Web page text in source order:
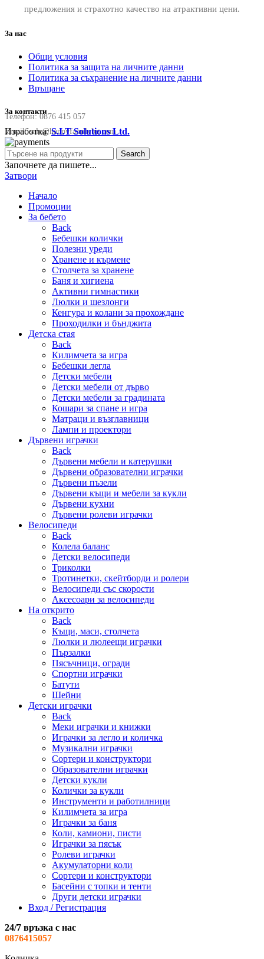
предложения и страхотно качество на атрактивни цени.
За нас
Общи условия
Политика за защита на личните данни
Политика за съхранение на личните данни
Връщане
За контакти
Телефон:0876 415 057
Email:sale@happyfamilybg.com
Изработка:S.I.T Solutions Ltd.
Search
Започнете да пишете...
Затвори
Начало
Промоции
За бебето
Back
Бебешки колички
Полезни уреди
Хранене и кърмене
Столчета за хранене
Баня и хигиена
Активни гимнастики
Люлки и шезлонги
Кенгура и колани за прохождане
Проходилки и бънджита
Детска стая
Back
Килимчета за игра
Бебешки легла
Детски мебели
Детски мебели от дърво
Детски мебели за градината
Кошари за спане и игра
Матраци и възглавници
Лампи и проектори
Дървени играчки
Back
Дървени мебели и катерушки
Дървени образователни играчки
Дървени пъзели
Дървени къщи и мебели за кукли
Дървени кухни
Дървени ролеви играчки
Велосипеди
Back
Колела баланс
Детски велосипеди
Триколки
Тротинетки, скейтборди и ролери
Велосипеди със скорости
Аксесоари за велосипеди
На открито
Back
Къщи, маси, столчета
Люлки и люлеещи играчки
Пързалки
Пясъчници, огради
Спортни играчки
Батути
Шейни
Детски играчки
Back
Меки играчки и книжки
Играчки за легло и количка
Музикални играчки
Сортери и конструктори
Образователни играчки
Детски кукли
Колички за кукли
Инструменти и работилници
Килимчета за игра
Играчки за баня
Коли, камиони, писти
Играчки за пясък
Ролеви играчки
Акумулаторни коли
Сортери и конструктори
Басейни с топки и тенти
Други детски играчки
Вход / Регистрация
24/7 връзка с нас
0876415057